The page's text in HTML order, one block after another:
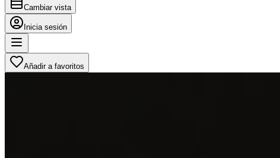
Cambiar vista
Inicia sesión
Añadir a favoritos